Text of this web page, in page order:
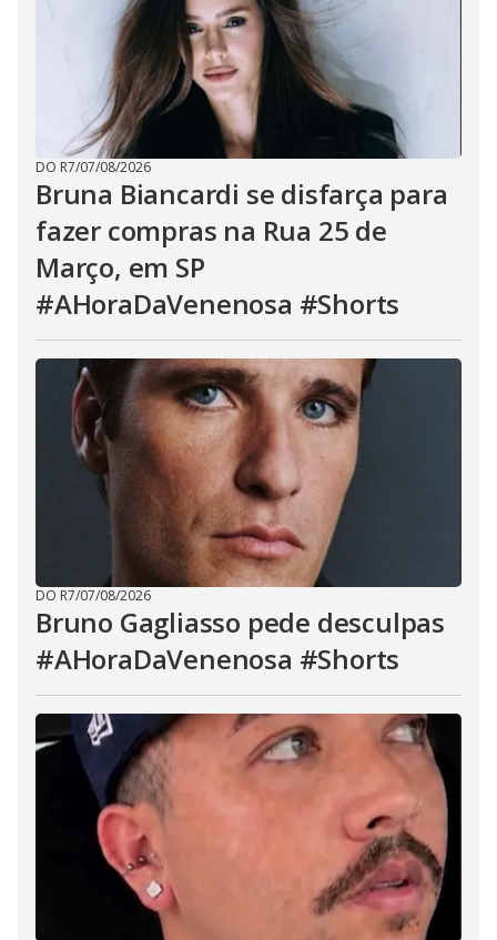
DO R7/07/08/2026
Bruna Biancardi se disfarça para
fazer compras na Rua 25 de
Março, em SP
#AHoraDaVenenosa #Shorts
DO R7/07/08/2026
Bruno Gagliasso pede desculpas
#AHoraDaVenenosa #Shorts